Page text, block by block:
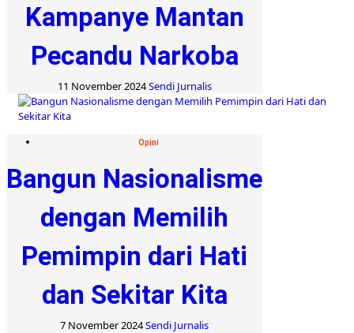
Kampanye Mantan
Pecandu Narkoba
11 November 2024Sendi Jurnalis
Opini
Bangun Nasionalisme
dengan Memilih
Pemimpin dari Hati
dan Sekitar Kita
7 November 2024Sendi Jurnalis